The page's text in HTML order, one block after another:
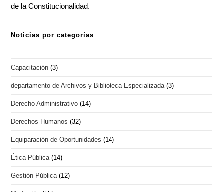
de la Constitucionalidad.
Noticias por categorías
Capacitación (3)
departamento de Archivos y Biblioteca Especializada (3)
Derecho Administrativo (14)
Derechos Humanos (32)
Equiparación de Oportunidades (14)
Ética Pública (14)
Gestión Pública (12)